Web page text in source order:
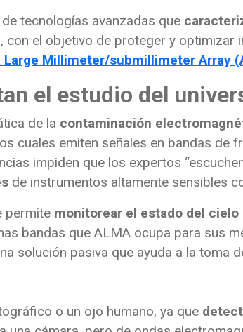
tecnologías avanzadas que
, con el objetivo de proteger y optimizar
Large Millimeter/submillimeter Array
el estudio del
de la contaminación
cuales emiten señales en bandas de
impiden que los expertos
de instrumentos altamente sensibles
permite monitorear el estado del
bandas que ALMA ocupa para sus
solución pasiva que ayuda a la toma
o un ojo humano, ya que